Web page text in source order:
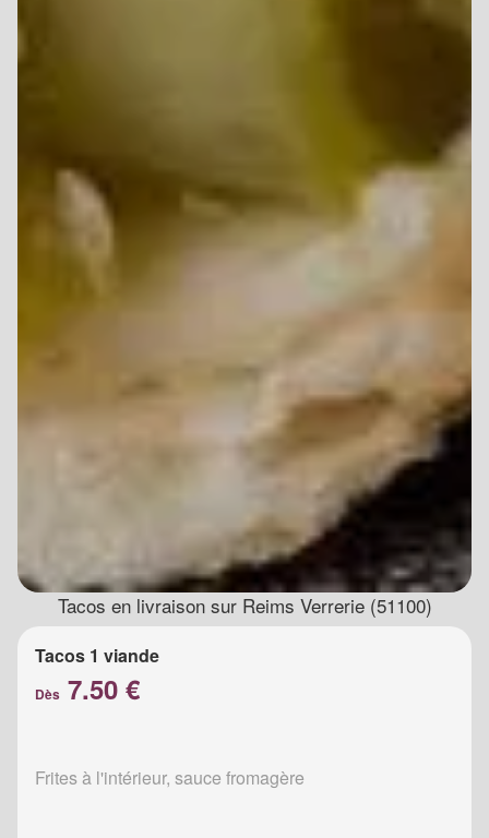
Tacos en livraison sur Reims Verrerie (51100)
Tacos 1 viande
Dès 7.50 €
Frites à l'intérieur, sauce fromagère